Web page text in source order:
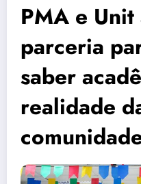
PMA e Unit
parceria
saber
realidade